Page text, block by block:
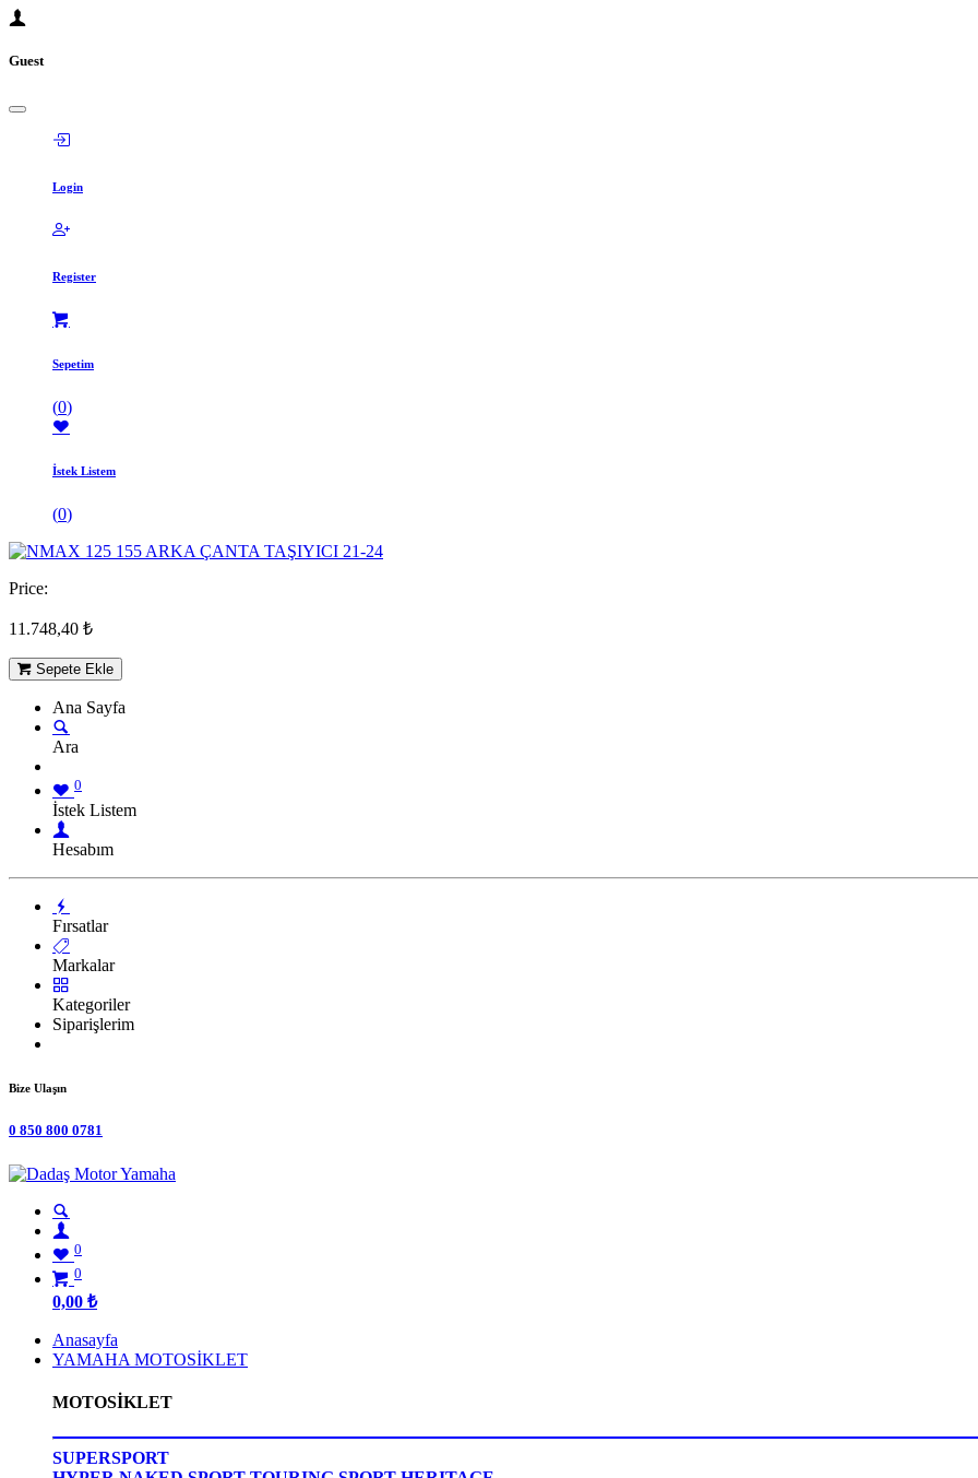
Guest
Login
Register
Sepetim
(0)
İstek Listem
(0)
Price:
11.748,40 ₺
Sepete Ekle
Ana Sayfa
Ara
0
İstek Listem
Hesabım
Fırsatlar
Markalar
Kategoriler
Siparişlerim
Bize Ulaşın
0 850 800 0781
0
0
0,00 ₺
Anasayfa
YAMAHA MOTOSİKLET
MOTOSİKLET
SUPERSPORT